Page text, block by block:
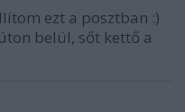
ezt a posztban :)
belül, sőt kettő a